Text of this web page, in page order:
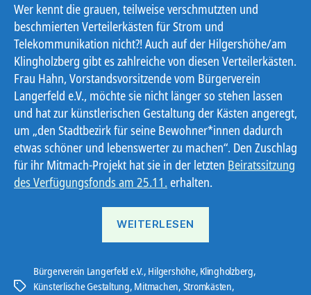
Wer kennt die grauen, teilweise verschmutzten und
beschmierten Verteilerkästen für Strom und
Telekommunikation nicht?! Auch auf der Hilgershöhe/am
Klingholzberg gibt es zahlreiche von diesen Verteilerkästen.
Frau Hahn, Vorstandsvorsitzende vom Bürgerverein
Langerfeld e.V., möchte sie nicht länger so stehen lassen
und hat zur künstlerischen Gestaltung der Kästen angeregt,
um „den Stadtbezirk für seine Bewohner*innen dadurch
etwas schöner und lebenswerter zu machen“. Den Zuschlag
für ihr Mitmach-Projekt hat sie in der letzten Beiratssitzung
des Verfügungsfonds am 25.11. erhalten.
WEITERLESEN
Schlagwörter
Bürgerverein Langerfeld e.V., Hilgershöhe, Klingholzberg,
Künsterlische Gestaltung, Mitmachen, Stromkästen,